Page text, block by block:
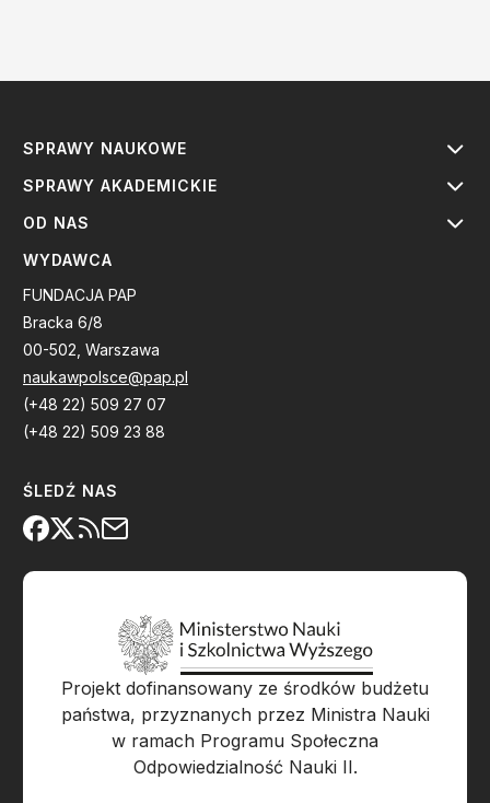
SPRAWY NAUKOWE
SPRAWY AKADEMICKIE
OD NAS
WYDAWCA
FUNDACJA PAP
Bracka 6/8
00-502, Warszawa
naukawpolsce@pap.pl
(+48 22) 509 27 07
(+48 22) 509 23 88
ŚLEDŹ NAS
Projekt dofinansowany ze środków budżetu
państwa, przyznanych przez Ministra Nauki
w ramach Programu Społeczna
Odpowiedzialność Nauki II.